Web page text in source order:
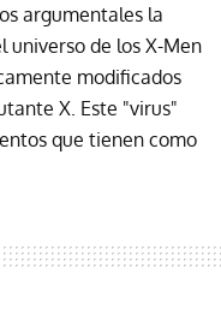
argumentales la
universo de los X-Men
modificados
X. Este "virus"
que tienen como